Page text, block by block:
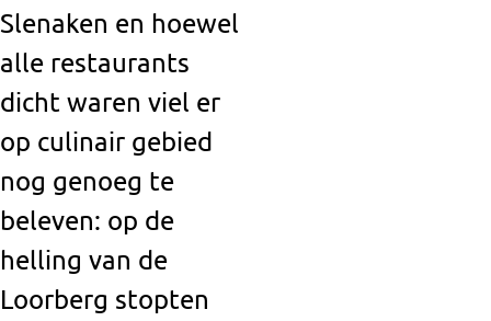
Slenaken en hoewel
alle restaurants
dicht waren viel er
op culinair gebied
nog genoeg te
beleven: op de
helling van de
Loorberg stopten